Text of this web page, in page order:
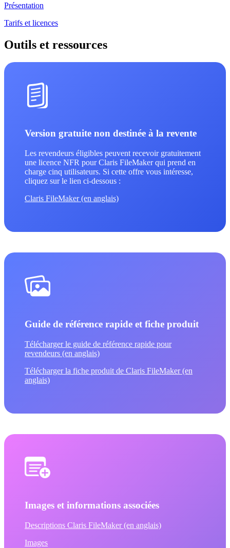
Présentation
Tarifs et licences
Outils et ressources
Version gratuite non destinée à la revente
Les revendeurs éligibles peuvent recevoir gratuitement
une licence NFR pour Claris FileMaker qui prend en
charge cinq utilisateurs. Si cette offre vous intéresse,
cliquez sur le lien ci-dessous :
Claris FileMaker (en anglais)
Guide de référence rapide et fiche produit
Télécharger le guide de référence rapide pour
revendeurs (en anglais)
Télécharger la fiche produit de Claris FileMaker (en
anglais)
Images et informations associées
Descriptions Claris FileMaker (en anglais)
Images